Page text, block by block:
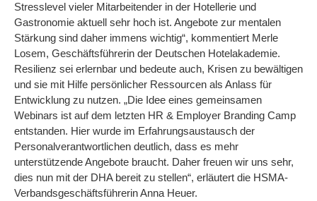
Stresslevel vieler Mitarbeitender in der Hotellerie und
Gastronomie aktuell sehr hoch ist. Angebote zur mentalen
Stärkung sind daher immens wichtig“, kommentiert Merle
Losem, Geschäftsführerin der Deutschen Hotelakademie.
Resilienz sei erlernbar und bedeute auch, Krisen zu bewältigen
und sie mit Hilfe persönlicher Ressourcen als Anlass für
Entwicklung zu nutzen. „Die Idee eines gemeinsamen
Webinars ist auf dem letzten HR & Employer Branding Camp
entstanden. Hier wurde im Erfahrungsaustausch der
Personalverantwortlichen deutlich, dass es mehr
unterstützende Angebote braucht. Daher freuen wir uns sehr,
dies nun mit der DHA bereit zu stellen“, erläutert die HSMA-
Verbandsgeschäftsführerin Anna Heuer.